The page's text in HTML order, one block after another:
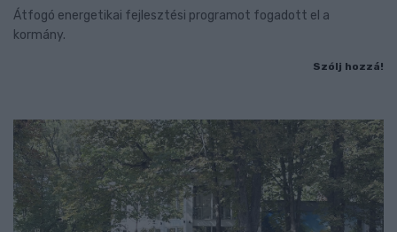
Átfogó energetikai fejlesztési programot fogadott el a
kormány.
Szólj hozzá!